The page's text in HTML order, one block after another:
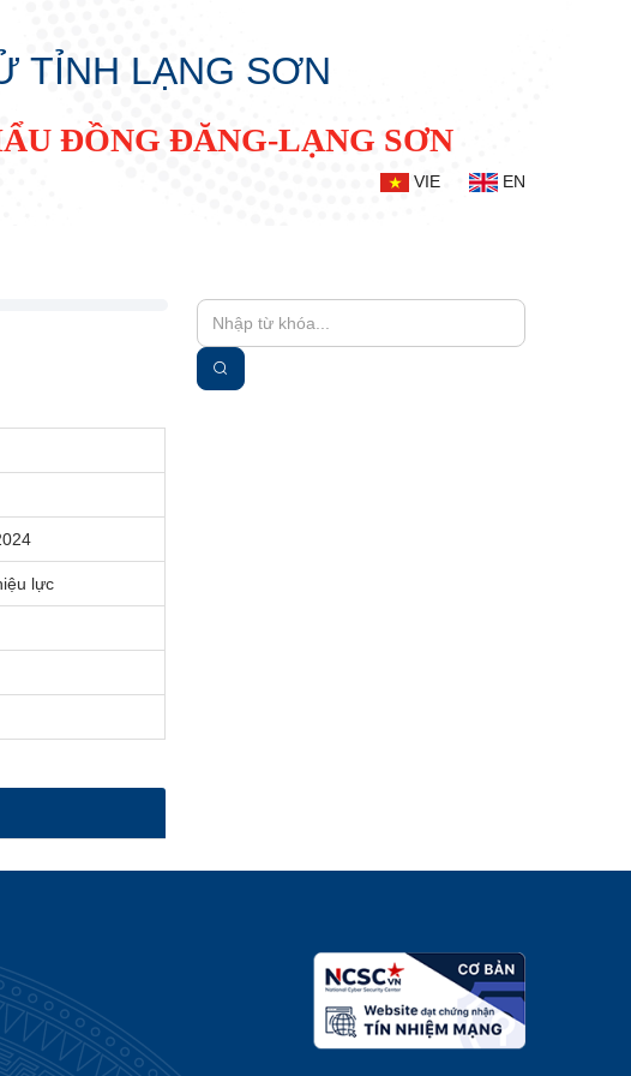
TỈNH LẠNG SƠN
ĐỒNG ĐĂNG-LẠNG SƠN
VIE EN
lực